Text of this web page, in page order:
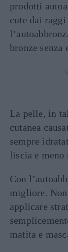
prodotti
cute dai
bronze senza
La pelle, in
cutanea
sempre
liscia e meno
Con
migliore.
applicare
matita e